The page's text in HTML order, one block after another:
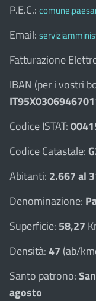
P.E.C.:
Email:
Fatturazione
IBAN (per i vostri
Codice ISTAT:
Codice Catastale:
Abitanti: 2.667 al
Denominazione:
Superficie: 58,27
Densità:47 (ab/
Santo patrono:
agosto